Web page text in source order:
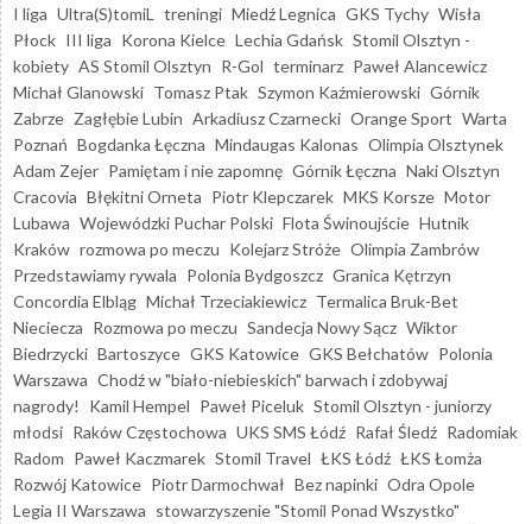
I liga Ultra(S)tomiL treningi Miedź Legnica GKS Tychy Wisła
Płock III liga Korona Kielce Lechia Gdańsk Stomil Olsztyn -
kobiety AS Stomil Olsztyn R-Gol terminarz Paweł Alancewicz
Michał Glanowski Tomasz Ptak Szymon Kaźmierowski Górnik
Zabrze Zagłębie Lubin Arkadiusz Czarnecki Orange Sport Warta
Poznań Bogdanka Łęczna Mindaugas Kalonas Olimpia Olsztynek
Adam Zejer Pamiętam i nie zapomnę Górnik Łęczna Naki Olsztyn
Cracovia Błękitni Orneta Piotr Klepczarek MKS Korsze Motor
Lubawa Wojewódzki Puchar Polski Flota Świnoujście Hutnik
Kraków rozmowa po meczu Kolejarz Stróże Olimpia Zambrów
Przedstawiamy rywala Polonia Bydgoszcz Granica Kętrzyn
Concordia Elbląg Michał Trzeciakiewicz Termalica Bruk-Bet
Nieciecza Rozmowa po meczu Sandecja Nowy Sącz Wiktor
Biedrzycki Bartoszyce GKS Katowice GKS Bełchatów Polonia
Warszawa Chodź w "biało-niebieskich" barwach i zdobywaj
nagrody!
Kamil Hempel Paweł Piceluk Stomil Olsztyn - juniorzy
młodsi Raków Częstochowa UKS SMS Łódź Rafał Śledź Radomiak
Radom Paweł Kaczmarek Stomil Travel ŁKS Łódź ŁKS Łomża
Rozwój Katowice Piotr Darmochwał Bez napinki Odra Opole
Legia II Warszawa stowarzyszenie "Stomil Ponad Wszystko"